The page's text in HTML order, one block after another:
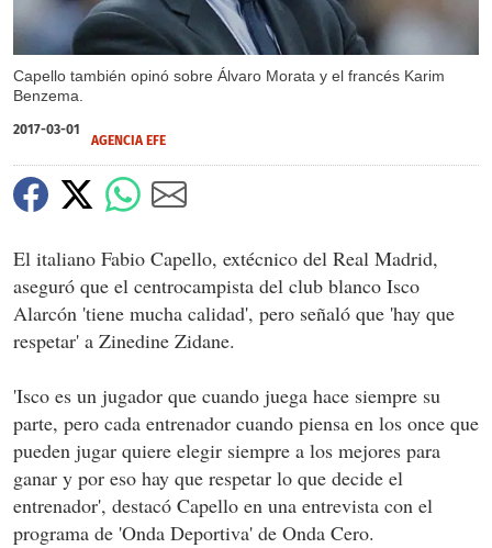
Capello también opinó sobre Álvaro Morata y el francés Karim
Benzema.
2017-03-01
AGENCIA EFE
El italiano Fabio Capello, extécnico del Real Madrid,
aseguró que el centrocampista del club blanco Isco
Alarcón 'tiene mucha calidad', pero señaló que 'hay que
respetar' a Zinedine Zidane.
'Isco es un jugador que cuando juega hace siempre su
parte, pero cada entrenador cuando piensa en los once que
pueden jugar quiere elegir siempre a los mejores para
ganar y por eso hay que respetar lo que decide el
entrenador', destacó Capello en una entrevista con el
programa de 'Onda Deportiva' de Onda Cero.